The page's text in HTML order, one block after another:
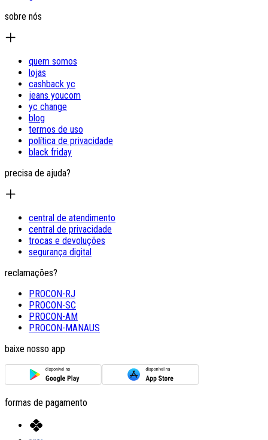
sobre nós
quem somos
lojas
cashback yc
jeans youcom
yc change
blog
termos de uso
política de privacidade
black friday
precisa de ajuda?
central de atendimento
central de privacidade
trocas e devoluções
segurança digital
reclamações?
PROCON-RJ
PROCON-SC
PROCON-AM
PROCON-MANAUS
baixe nosso app
formas de pagamento